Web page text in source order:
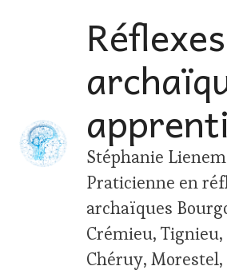
Réflexes
Stéphanie
Praticienne en
archaïques
Crémieu,
Chéruy, Morestel,